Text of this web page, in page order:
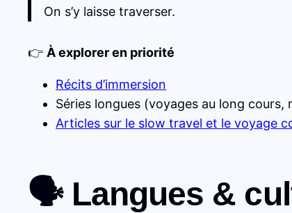
On s’y laisse traverser.
👉 À explorer en priorité
Récits d’immersion
Séries longues (voyages au long cours,
Articles sur le slow travel et le voyage
🗣️ Langues &